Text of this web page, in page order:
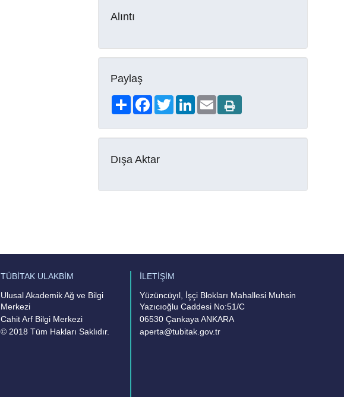
Alıntı
Paylaş
ShareFacebookTwitterLinkedIn
Email
Dışa Aktar
TÜBİTAK ULAKBİM
Ulusal Akademik Ağ ve Bilgi
Merkezi
Cahit Arf Bilgi Merkezi
© 2018 Tüm Hakları Saklıdır.
İLETİŞİM
Yüzüncüyıl, İşçi Blokları Mahallesi Muhsin
Yazıcıoğlu Caddesi No:51/C
06530 Çankaya ANKARA
aperta@tubitak.gov.tr